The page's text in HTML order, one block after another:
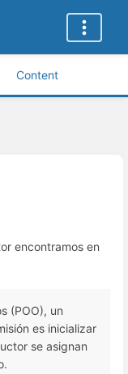
Content
encontramos en
(POO), un
es inicializar
se asignan